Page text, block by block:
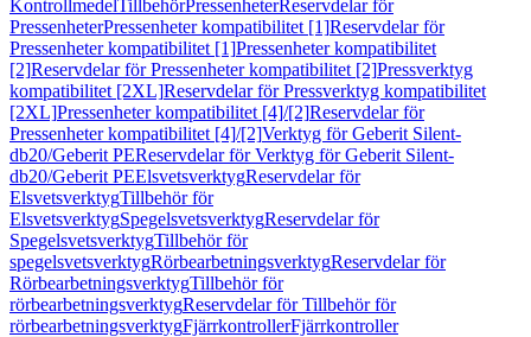
KontrollmedelTillbehörPressenheterReservdelar för
PressenheterPressenheter kompatibilitet [1]Reservdelar för
Pressenheter kompatibilitet [1]Pressenheter kompatibilitet
[2]Reservdelar för Pressenheter kompatibilitet [2]Pressverktyg
kompatibilitet [2XL]Reservdelar för Pressverktyg kompatibilitet
[2XL]Pressenheter kompatibilitet [4]/[2]Reservdelar för
Pressenheter kompatibilitet [4]/[2]Verktyg för Geberit Silent-
db20/Geberit PEReservdelar för Verktyg för Geberit Silent-
db20/Geberit PEElsvetsverktygReservdelar för
ElsvetsverktygTillbehör för
ElsvetsverktygSpegelsvetsverktygReservdelar för
SpegelsvetsverktygTillbehör för
spegelsvetsverktygRörbearbetningsverktygReservdelar för
RörbearbetningsverktygTillbehör för
rörbearbetningsverktygReservdelar för Tillbehör för
rörbearbetningsverktygFjärrkontrollerFjärrkontroller